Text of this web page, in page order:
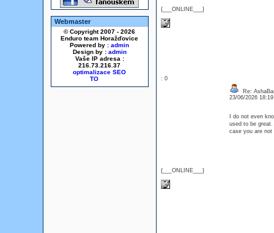
Webmaster
© Copyright 2007 - 2026
Enduro team Horažďovice
Powered by : admin
Design by : admin
Vaše IP adresa :
216.73.216.37
optimalizace SEO
{___ONLINE___}
: 0
{___ONLINE___}
Re:
23/06/2026
I do not even
used to be great.
case you are not